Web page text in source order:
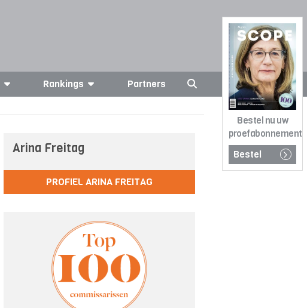
Bestel nu uw
proefabonnement
Bestel
Rankings Partners
Arina Freitag
PROFIEL ARINA FREITAG